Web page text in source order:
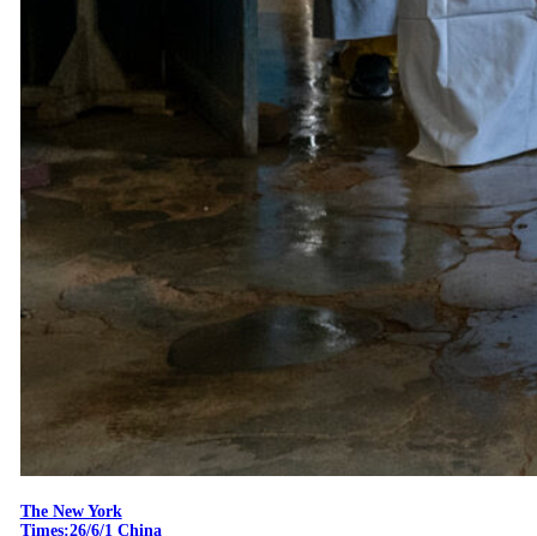
The New York
Times:26/6/1 China